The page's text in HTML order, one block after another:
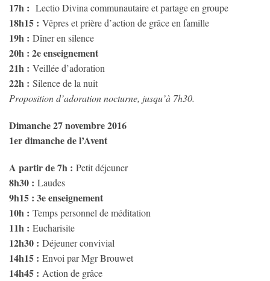
17h : Lectio Divina communautaire et partage en groupe
18h15 : Vêpres et prière d’action de grâce en famille
19h : Dîner en silence
20h : 2e enseignement
21h : Veillée d’adoration
22h : Silence de la nuit
Proposition d’adoration nocturne, jusqu’à 7h30.
Dimanche 27 novembre 2016
1er dimanche de l’Avent
A partir de 7h : Petit déjeuner
8h30 : Laudes
9h15 : 3e enseignement
10h : Temps personnel de méditation
11h : Eucharisite
12h30 : Déjeuner convivial
14h15 : Envoi par Mgr Brouwet
14h45 : Action de grâce